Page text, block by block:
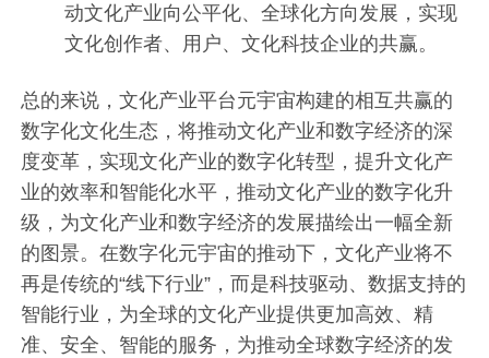
动文化产业向公平化、全球化方向发展，实现
文化创作者、用户、文化科技企业的共赢。
总的来说，文化产业平台元宇宙构建的相互共赢的
数字化文化生态，将推动文化产业和数字经济的深
度变革，实现文化产业的数字化转型，提升文化产
业的效率和智能化水平，推动文化产业的数字化升
级，为文化产业和数字经济的发展描绘出一幅全新
的图景。在数字化元宇宙的推动下，文化产业将不
再是传统的“线下行业”，而是科技驱动、数据支持的
智能行业，为全球的文化产业提供更加高效、精
准、安全、智能的服务，为推动全球数字经济的发